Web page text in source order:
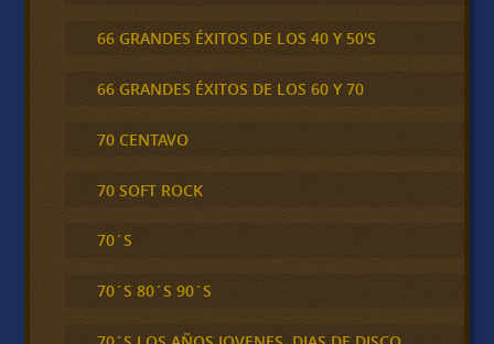
66 GRANDES ÉXITOS DE LOS 40 Y 50'S
66 GRANDES ÉXITOS DE LOS 60 Y 70
70 CENTAVO
70 SOFT ROCK
70´S
70´S 80´S 90´S